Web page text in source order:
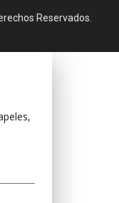
Reservados.